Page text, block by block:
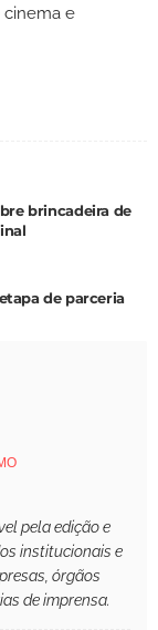
cinema e
brincadeira de
de parceria
pela edição e
institucionais e
órgãos
de imprensa.